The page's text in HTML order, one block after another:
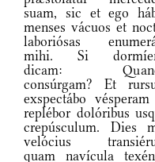
suam, sic et ego
menses vácuos et
laboriósas
mihi. Si
dicam:
consúrgam? Et
exspectábo
replébor dolóribus
crepúsculum. Dies
velócius
quam navícula